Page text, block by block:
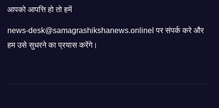
आपको आपत्ति हो तो हमें
news-desk@samagrashikshanews.onlinel पर संपर्क करे और
हम उसे सुधरने का प्रयास करेंगे।